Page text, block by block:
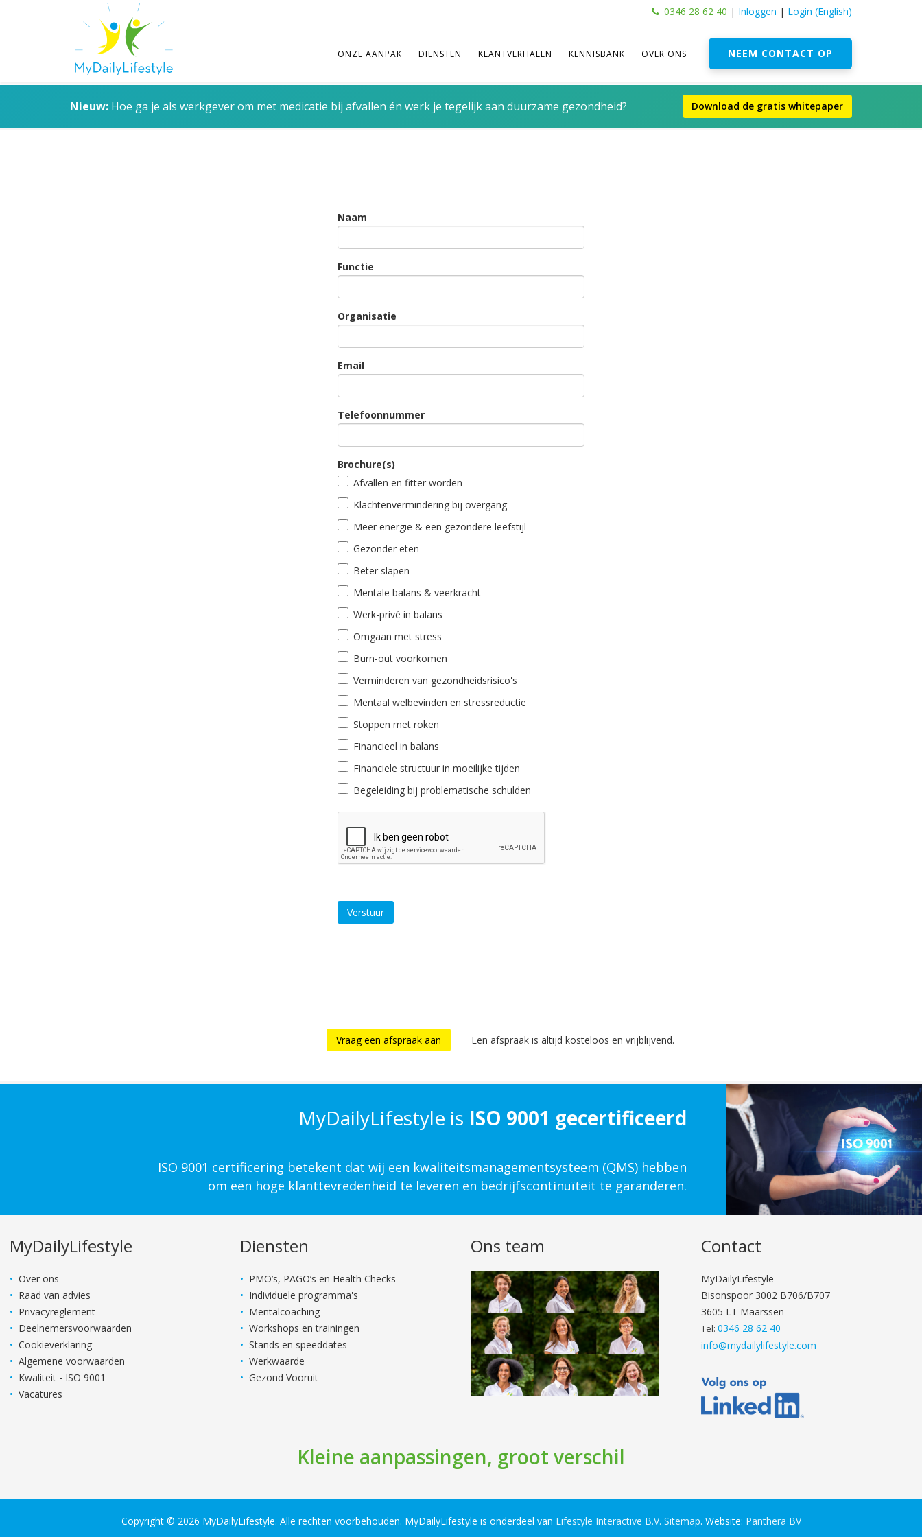
0346 28 62 40 | Inloggen | Login (English)
ONZE AANPAK DIENSTEN KLANTVERHALEN KENNISBANK OVER ONS NEEM CONTACT OP
Nieuw: Hoe ga je als werkgever om met medicatie bij afvallen én werk je tegelijk aan duurzame gezondheid? Download de gratis whitepaper
Naam
Functie
Organisatie
Email
Telefoonnummer
Brochure(s)
Afvallen en fitter worden
Klachtenvermindering bij overgang
Meer energie & een gezondere leefstijl
Gezonder eten
Beter slapen
Mentale balans & veerkracht
Werk-privé in balans
Omgaan met stress
Burn-out voorkomen
Verminderen van gezondheidsrisico's
Mentaal welbevinden en stressreductie
Stoppen met roken
Financieel in balans
Financiele structuur in moeilijke tijden
Begeleiding bij problematische schulden
Verstuur
Vraag een afspraak aan Een afspraak is altijd kosteloos en vrijblijvend.
MyDailyLifestyle is ISO 9001 gecertificeerd
ISO 9001 certificering betekent dat wij een kwaliteits­management­systeem (QMS) hebben
om een hoge klanttevredenheid te leveren en bedrijfscontinuïteit te garanderen.
MyDailyLifestyle
Over ons
Raad van advies
Privacyreglement
Deelnemersvoorwaarden
Cookieverklaring
Algemene voorwaarden
Kwaliteit - ISO 9001
Vacatures
Diensten
PMO’s, PAGO’s en Health Checks
Individuele programma's
Mentalcoaching
Workshops en trainingen
Stands en speeddates
Werkwaarde
Gezond Vooruit
Ons team Contact
MyDailyLifestyle
Bisonspoor 3002 B706/B707
3605 LT Maarssen
Tel: 0346 28 62 40
info@mydailylifestyle.com
Kleine aanpassingen, groot verschil
Copyright © 2026 MyDailyLifestyle. Alle rechten voorbehouden. MyDailyLifestyle is onderdeel van Lifestyle Interactive B.V. Sitemap. Website: Panthera BV